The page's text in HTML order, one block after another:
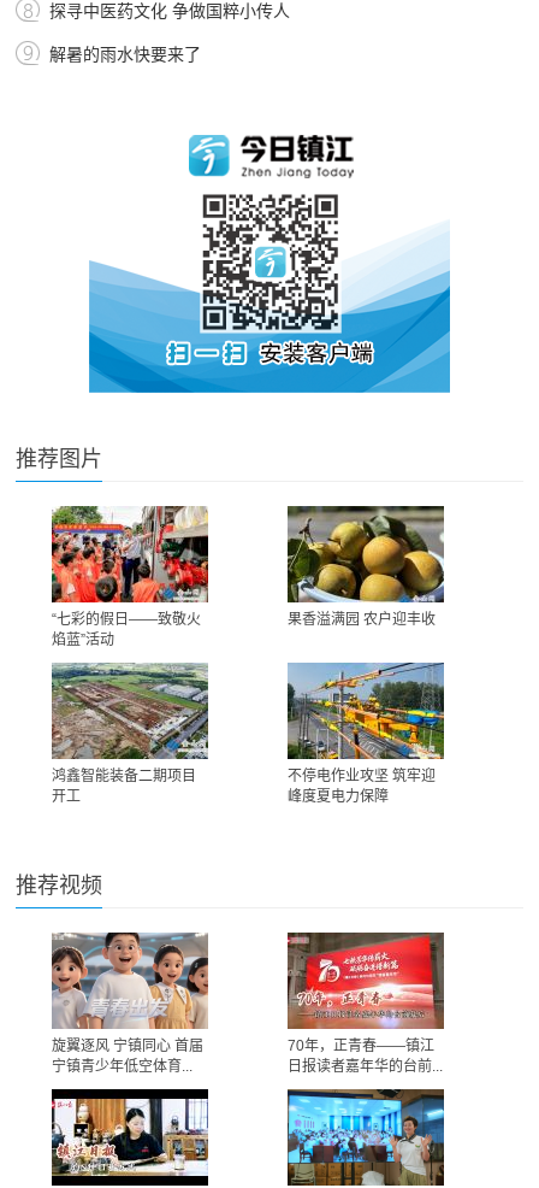
探寻中医药文化 争做国粹小传人
解暑的雨水快要来了
推荐图片
“七彩的假日——致敬火
焰蓝”活动
果香溢满园 农户迎丰收
鸿鑫智能装备二期项目
开工
不停电作业攻坚 筑牢迎
峰度夏电力保障
推荐视频
旋翼逐风 宁镇同心 首届
宁镇青少年低空体育...
70年，正青春——镇江
日报读者嘉年华的台前...